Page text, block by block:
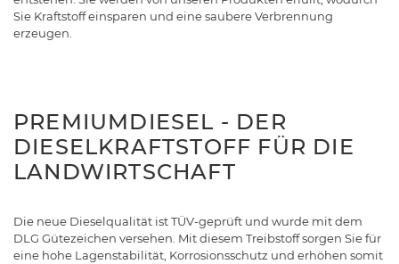
Sie Kraftstoff einsparen und eine saubere Verbrennung
erzeugen.
PREMIUMDIESEL - DER
DIESELKRAFTSTOFF FÜR DIE
LANDWIRTSCHAFT
Die neue Dieselqualität ist TÜV-geprüft und wurde mit dem
DLG Gütezeichen versehen. Mit diesem Treibstoff sorgen Sie für
eine hohe Lagenstabilität, Korrosionsschutz und erhöhen somit